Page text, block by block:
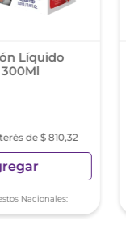
Líquido
de $ 810,32
Nacionales: